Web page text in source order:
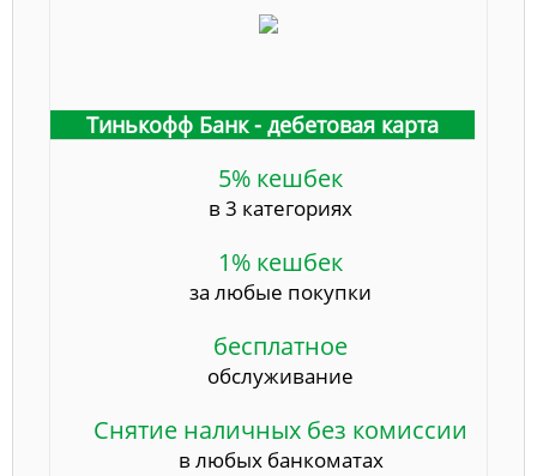
Тинькофф Банк - дебетовая карта
5% кешбек
в 3 категориях
1% кешбек
за любые покупки
бесплатное
обслуживание
Снятие наличных без комиссии
в любых банкоматах